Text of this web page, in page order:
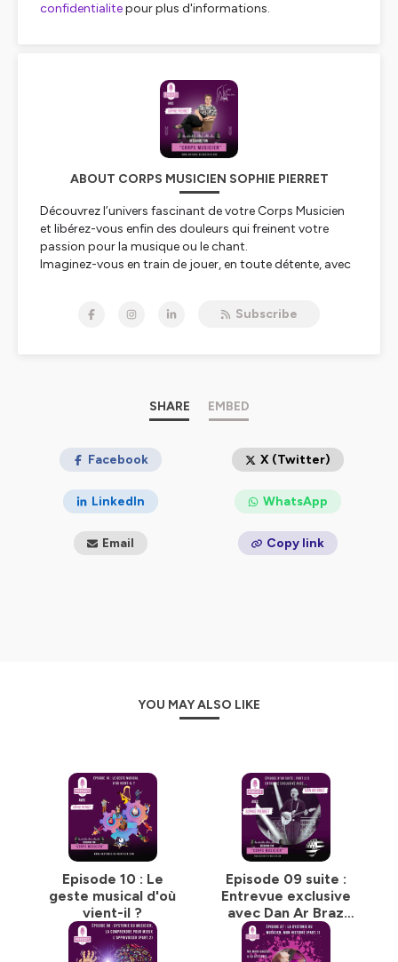
confidentialitepour plus d'informations.
ABOUT CORPS MUSICIEN SOPHIE PIERRET
Découvrez l’univers fascinant de votre Corps Musicien
et libérez-vous enfin des douleurs qui freinent votre
passion pour la musique ou le chant.
Imaginez-vous en train de jouer, en toute détente, avec
de votre Corps Musicien et apprenez comment
optimiser votre bien-être. Des entretiens exclusifs avec
apportant des perspectives inédites et des conseils
Rejoignez-nous dans cette exploration et découvrez
comment votre corps peut devenir votre meilleur allié
musical...
Subscribe
SHARE EMBED
Facebook X (Twitter)
LinkedIn WhatsApp
Email Copy link
YOU MAY ALSO LIKE
Episode 10 : Le
geste musical d'où
vient-il ?
Episode 09 suite :
Entrevue exclusive
avec Dan Ar Braz
(part 2/2)